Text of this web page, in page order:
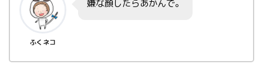
ふくネコ
嫌な顔したらあかんで。